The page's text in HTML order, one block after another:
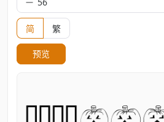
简 繁
预览